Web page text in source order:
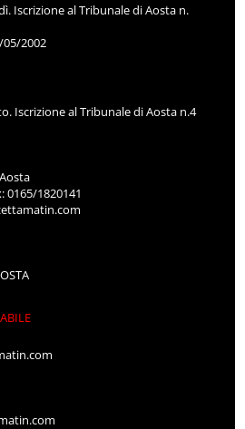
Iscrizione al Tribunale di Aosta n.
2002
Iscrizione al Tribunale di Aosta n.4
0165/1820141